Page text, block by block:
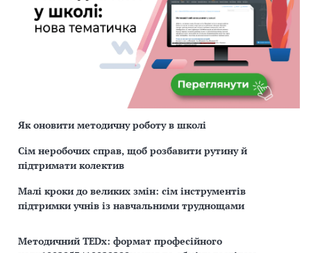
Як оновити методичну роботу в школі
Сім неробочих справ, щоб розбавити рутину й
підтримати колектив
Малі кроки до великих змін: сім інструментів
підтримки учнів із навчальними труднощами
Методичний TEDx: формат професійного